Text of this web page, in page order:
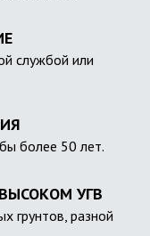
службой или
более 50 лет.
УГВ
грунтов, разной